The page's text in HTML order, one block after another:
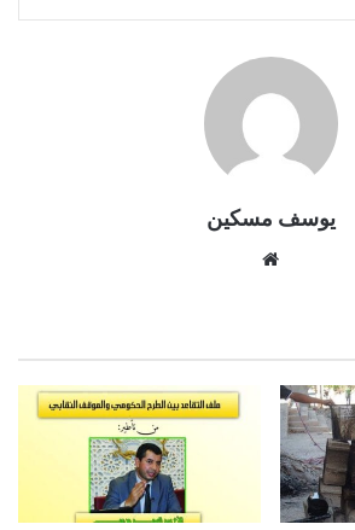
يوسف مسكين